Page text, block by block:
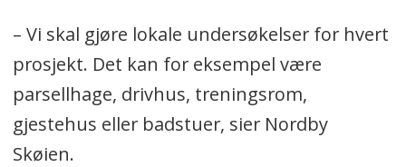
– Vi skal gjøre lokale undersøkelser for hvert
prosjekt. Det kan for eksempel være
parsellhage, drivhus, treningsrom,
gjestehus eller badstuer, sier Nordby
Skøien.